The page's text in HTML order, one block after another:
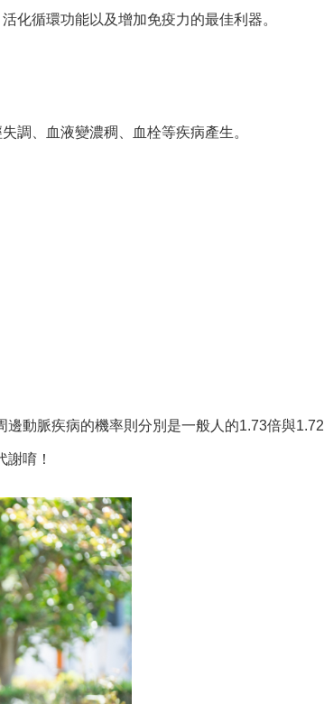
化循環功能以及增加免疫力的最佳利器。
調、血液變濃稠、血栓等疾病產生。
動脈疾病的機率則分別是一般人的1.73倍與1.72
唷！